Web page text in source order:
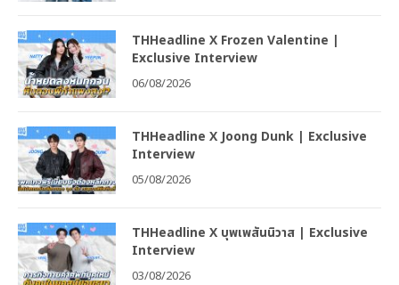
THHeadline X Frozen Valentine |
Exclusive Interview
06/08/2026
THHeadline X Joong Dunk | Exclusive
Interview
05/08/2026
THHeadline X บุพเพสันนิวาส | Exclusive
Interview
03/08/2026